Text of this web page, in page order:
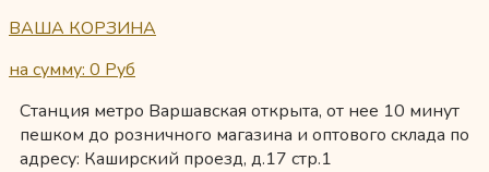
ВАША КОРЗИНА
на сумму: 0 Руб
Станция метро Варшавская открыта, от нее 10 минут
пешком до розничного магазина и оптового склада по
адресу: Каширский проезд, д.17 стр.1